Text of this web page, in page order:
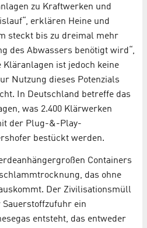
zu Kraftwerken und
erklären Heine und
steckt bis zu dreimal mehr
des Abwassers benötigt wird“,
ist jedoch keine
Nutzung dieses Potenzials
In Deutschland betreffe das
was 2.400 Klärwerken
der Plug-&-Play-
bestückt werden.
Containers
das ohne
Der Zivilisationsmüll
ein
entsteht, das entweder